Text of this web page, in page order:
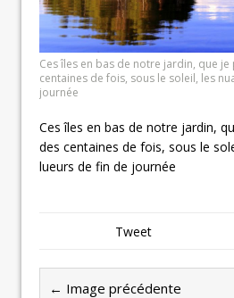
Ces îles en bas de notre jardin, que
centaines de fois, sous le soleil, les
journée
Ces îles en bas de notre jardin,
des centaines de fois, sous le
lueurs de fin de journée
Tweet
← Image précédente